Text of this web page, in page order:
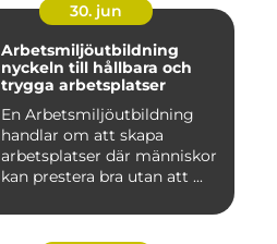
30. jun
Arbetsmiljöutbildning
nyckeln till hållbara och
trygga arbetsplatser
En Arbetsmiljöutbildning
handlar om att skapa
arbetsplatser där människor
kan prestera bra utan att ...